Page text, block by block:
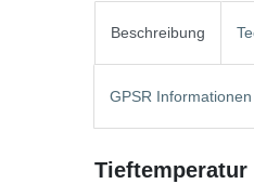
Beschreibung
GPSR Informationen
Tieftemperatur